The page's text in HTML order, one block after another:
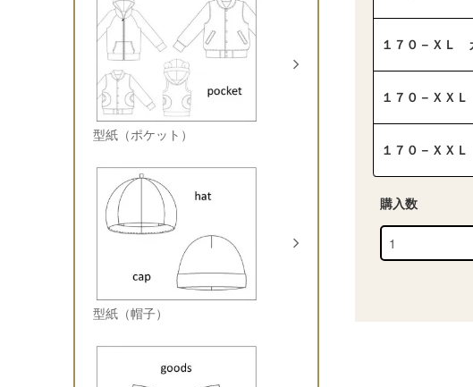
１７０－ＸＬ
１７０－ＸＸ
１７０－ＸＸ
購入数
型紙（ポケット）
型紙（帽子）